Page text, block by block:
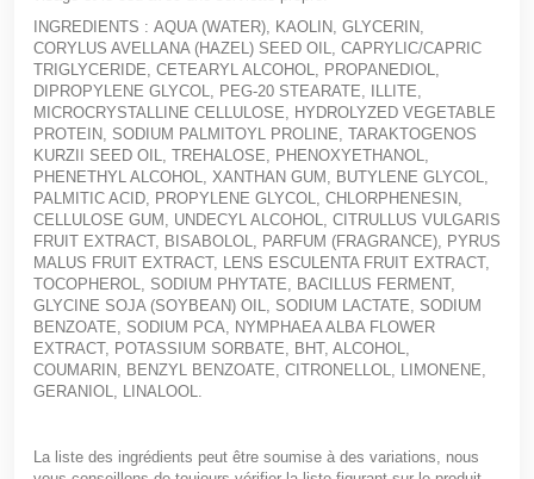
INGREDIENTS : AQUA (WATER), KAOLIN, GLYCERIN,
CORYLUS AVELLANA (HAZEL) SEED OIL, CAPRYLIC/CAPRIC
TRIGLYCERIDE, CETEARYL ALCOHOL, PROPANEDIOL,
DIPROPYLENE GLYCOL, PEG-20 STEARATE, ILLITE,
MICROCRYSTALLINE CELLULOSE, HYDROLYZED VEGETABLE
PROTEIN, SODIUM PALMITOYL PROLINE, TARAKTOGENOS
KURZII SEED OIL, TREHALOSE, PHENOXYETHANOL,
PHENETHYL ALCOHOL, XANTHAN GUM, BUTYLENE GLYCOL,
PALMITIC ACID, PROPYLENE GLYCOL, CHLORPHENESIN,
CELLULOSE GUM, UNDECYL ALCOHOL, CITRULLUS VULGARIS
FRUIT EXTRACT, BISABOLOL, PARFUM (FRAGRANCE), PYRUS
MALUS FRUIT EXTRACT, LENS ESCULENTA FRUIT EXTRACT,
TOCOPHEROL, SODIUM PHYTATE, BACILLUS FERMENT,
GLYCINE SOJA (SOYBEAN) OIL, SODIUM LACTATE, SODIUM
BENZOATE, SODIUM PCA, NYMPHAEA ALBA FLOWER
EXTRACT, POTASSIUM SORBATE, BHT, ALCOHOL,
COUMARIN, BENZYL BENZOATE, CITRONELLOL, LIMONENE,
GERANIOL, LINALOOL.
La liste des ingrédients peut être soumise à des variations, nous